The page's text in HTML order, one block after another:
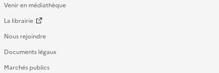
Venir en médiathèque
La librairie
Nous rejoindre
Documents légaux
Marchés publics